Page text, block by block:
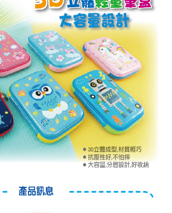
先享後付 」之結帳頁面顯示為準，若有關於
消欲退款等相關疑問，請聯繫「AFTEE先享後付
support/home
限公司提供之「AFTEE先享後付」服務完成之交
內提供個人資料，並將交易相關給付款項請求債
公司。
，請瀏覽以下網址：
徵得法定代理人或監護人之同意方可使用
經同意申辦者引起之損失，本公司不負相關責
」時，將依據個別帳號之用戶狀況，依本公司即
；若仍有額度不足之情形，本公司將視審查結果
權停止該用戶之使用額度並採取法律行動。